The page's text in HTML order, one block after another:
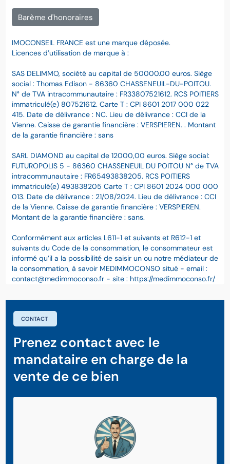
Barème d'honoraires
IMOCONSEIL FRANCE est une marque déposée.
Licences d’utilisation de marque à :
SAS DELIMMO, société au capital de 50000.00 euros. Siège
social : Thomas Edison - 86360 CHASSENEUIL-DU-POITOU.
N° de TVA intracommunautaire : FR33807521612. RCS POITIERS
immatriculé(e) 807521612. Carte T : CPI 8601 2017 000 022
415. Date de délivrance : NC. Lieu de délivrance : CCI de la
Vienne. Caisse de garantie financière : VERSPIEREN. . Montant
de la garantie financière : sans
SARL DIAMOND au capital de 12000,00 euros. Siège social:
FUTUROPOLIS 5 - 86360 CHASSENEUIL DU POITOU N° de TVA
intracommunautaire : FR65493838205. RCS POITIERS
immatriculé(e) 493838205 Carte T : CPI 8601 2024 000 000
013. Date de délivrance : 21/08/2024. Lieu de délivrance : CCI
de la Vienne. Caisse de garantie financière : VERSPIEREN.
Montant de la garantie financière : sans.
Conformément aux articles L611-1 et suivants et R612-1 et
suivants du Code de la consommation, le consommateur est
informé qu’il a la possibilité de saisir un ou notre médiateur de
la consommation, à savoir MEDIMMOCONSO situé - email :
contact@medimmoconso.fr - site : https://medimmoconso.fr/
CONTACT
Prenez contact avec le
mandataire en charge de la
vente de ce bien